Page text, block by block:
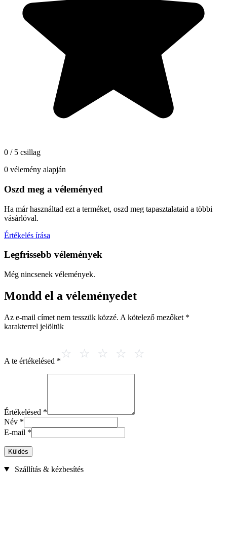
0 / 5 csillag
0 vélemény alapján
Oszd meg a véleményed
Ha már használtad ezt a terméket, oszd meg tapasztalataid a többi
vásárlóval.
Értékelés írása
Legfrissebb vélemények
Még nincsenek vélemények.
Mondd el a véleményedet
Az e-mail címet nem tesszük közzé. A kötelező mezőket *
karakterrel jelöltük
A te értékelésed *
Értékelésed *
Név *
E-mail *
Küldés
Szállítás & kézbesítés